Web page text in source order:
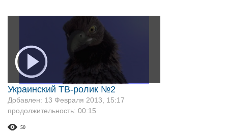
Украинский ТВ-ролик №2
Добавлен: 13 Февраля 2013, 15:17
продолжительность: 00:15
50